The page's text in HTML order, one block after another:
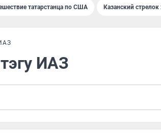
татарстанца по США Казанский
ИАЗ